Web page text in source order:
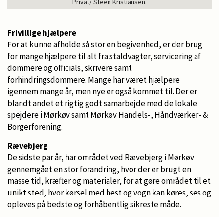
Privat/ Steen Kristiansen.
Frivillige hjælpere
For at kunne afholde så stor en begivenhed, er der brug
for mange hjælpere til alt fra staldvagter, servicering af
dommere og officials, skrivere samt
forhindringsdommere. Mange har været hjælpere
igennem mange år, men nye er også kommet til. Der er
blandt andet et rigtig godt samarbejde med de lokale
spejdere i Mørkøv samt Mørkøv Handels-, Håndværker- &
Borgerforening.
Rævebjerg
De sidste par år, har området ved Rævebjerg i Mørkøv
gennemgået en stor forandring, hvor der er brugt en
masse tid, kræfter og materialer, for at gøre området til et
unikt sted, hvor kørsel med hest og vogn kan køres, ses og
opleves på bedste og forhåbentlig sikreste måde.